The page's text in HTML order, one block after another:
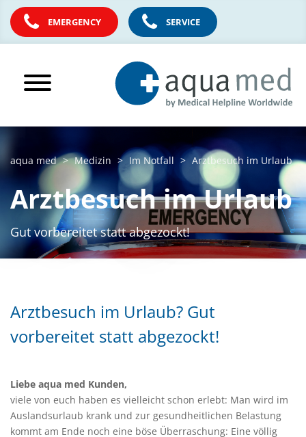
EMERGENCY SERVICE
aqua med Medizin Im Notfall Arztbesuch im Urlaub
Arztbesuch im Urlaub
Gut vorbereitet statt abgezockt!
Arztbesuch im Urlaub? Gut
vorbereitet statt abgezockt!
Liebe aqua med Kunden,
viele von euch haben es vielleicht schon erlebt: Man wird im
Auslandsurlaub krank und zur gesundheitlichen Belastung
kommt am Ende noch eine böse Überraschung: Eine völlig